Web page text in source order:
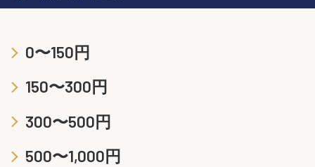
0〜150円
150〜300円
300〜500円
500〜1,000円